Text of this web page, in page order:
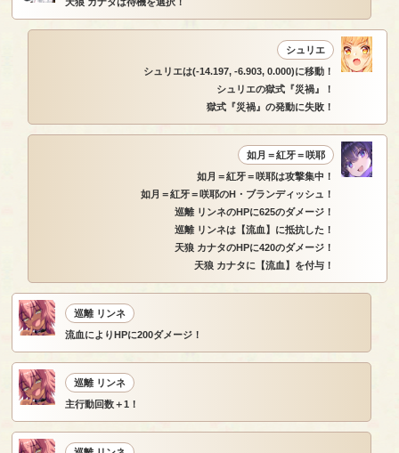
シュリエ
シュリエは(-14.197, -6.903, 0.000)に移動！
シュリエの獄式『災禍』！
獄式『災禍』の発動に失敗！
如月＝紅牙＝咲耶
如月＝紅牙＝咲耶は攻撃集中！
如月＝紅牙＝咲耶のH・ブランディッシュ！
巡離 リンネのHPに625のダメージ！
巡離 リンネは【流血】に抵抗した！
天狼 カナタのHPに420のダメージ！
天狼 カナタに【流血】を付与！
巡離 リンネ
流血によりHPに200ダメージ！
巡離 リンネ
主行動回数＋1！